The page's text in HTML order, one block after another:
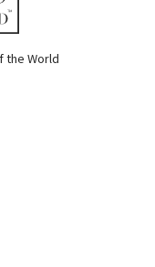
ー・バレー
・ホテル
the World